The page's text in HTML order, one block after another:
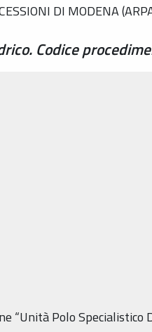
DI MODENA
Codice
“Unità Polo Specialistico